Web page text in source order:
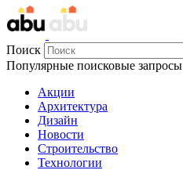
Поиск
Популярные поисковые запросы
Акции
Архитектура
Дизайн
Новости
Строительство
Технологии